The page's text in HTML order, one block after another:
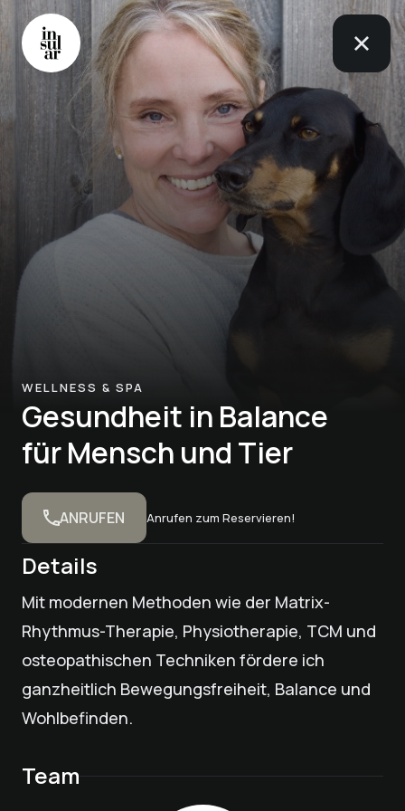
WELLNESS & SPA
Gesundheit in Balance
für Mensch und Tier
ANRUFEN Anrufen zum Reservieren!
Details
Mit modernen Methoden wie der Matrix-
Rhythmus-Therapie, Physiotherapie, TCM und
osteopathischen Techniken fördere ich
ganzheitlich Bewegungsfreiheit, Balance und
Wohlbefinden.
Team